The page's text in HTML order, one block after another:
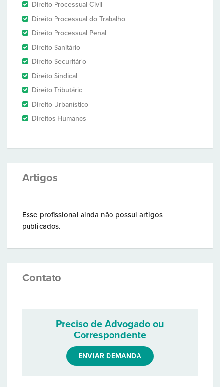
Direito Processual Civil
Direito Processual do Trabalho
Direito Processual Penal
Direito Sanitário
Direito Securitário
Direito Sindical
Direito Tributário
Direito Urbanístico
Direitos Humanos
Artigos
Esse profissional ainda não possui artigos
publicados.
Contato
Preciso de Advogado ou
Correspondente
ENVIAR DEMANDA